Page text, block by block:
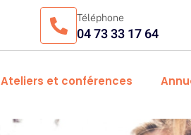
Téléphone
04 73 33 17 64
Ateliers et conférences